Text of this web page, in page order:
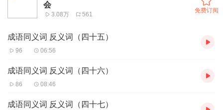
会
3.08万 561
免费订阅
成语同义词 反义词（四十五）
96 06:56
成语同义词 反义词（四十六）
86 08:46
成语同义词 反义词（四十七）